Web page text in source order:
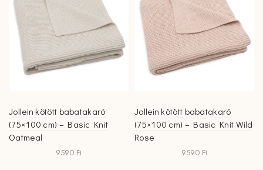
Jollein kötött babatakaró
(75×100 cm) – Basic Knit
Oatmeal
9590 Ft
Jollein kötött babatakaró
(75×100 cm) – Basic Knit Wild
Rose
9590 Ft